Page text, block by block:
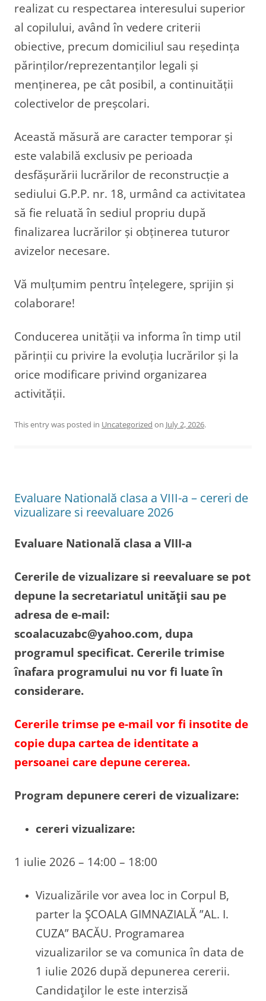
realizat cu respectarea interesului superior
al copilului, având în vedere criterii
obiective, precum domiciliul sau reședința
părinților/reprezentanților legali și
menținerea, pe cât posibil, a continuității
colectivelor de preșcolari.
Această măsură are caracter temporar și
este valabilă exclusiv pe perioada
desfășurării lucrărilor de reconstrucție a
sediului G.P.P. nr. 18, urmând ca activitatea
să fie reluată în sediul propriu după
finalizarea lucrărilor și obținerea tuturor
avizelor necesare.
Vă mulțumim pentru înțelegere, sprijin și
colaborare!
Conducerea unității va informa în timp util
părinții cu privire la evoluția lucrărilor și la
orice modificare privind organizarea
activității.
This entry was posted in Uncategorized on July 2, 2026.
Evaluare Natională clasa a VIII-a – cereri de
vizualizare si reevaluare 2026
Evaluare Natională clasa a VIII-a
Cererile de vizualizare si reevaluare se pot
depune la secretariatul unităţii sau pe
adresa de e-mail:
scoalacuzabc@yahoo.com, dupa
programul specificat. Cererile trimise
înafara programului nu vor fi luate în
considerare.
Cererile trimse pe e-mail vor fi insotite de
copie dupa cartea de identitate a
persoanei care depune cererea.
Program depunere cereri de vizualizare:
cereri vizualizare:
1 iulie 2026 – 14:00 – 18:00
Vizualizările vor avea loc in Corpul B,
parter la ŞCOALA GIMNAZIALĂ ”AL. I.
CUZA” BACĂU. Programarea
vizualizarilor se va comunica în data de
1 iulie 2026 după depunerea cererii.
Candidaţilor le este interzisă